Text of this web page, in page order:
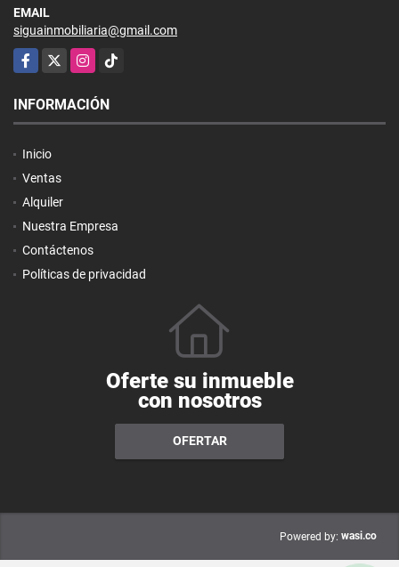
EMAIL
siguainmobiliaria@gmail.com
Facebook
X Instagram
TikTok
INFORMACIÓN
Inicio
Ventas
Alquiler
Nuestra Empresa
Contáctenos
Políticas de privacidad
Oferte su inmueble
con nosotros
OFERTAR
Powered by: wasi.co